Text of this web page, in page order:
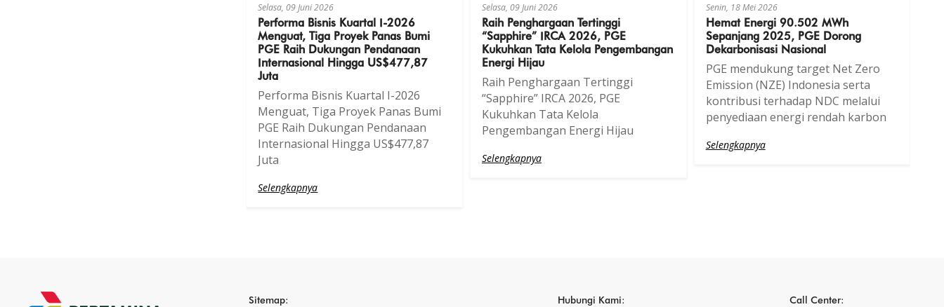
Selasa, 09 Juni 2026
Performa Bisnis Kuartal I-2026
Menguat, Tiga Proyek Panas Bumi
PGE Raih Dukungan Pendanaan
Internasional Hingga US$477,87
Juta
Performa Bisnis Kuartal I-2026
Menguat, Tiga Proyek Panas Bumi
PGE Raih Dukungan Pendanaan
Internasional Hingga US$477,87
Juta
Selengkapnya
Selasa, 09 Juni 2026
Raih Penghargaan Tertinggi
“Sapphire” IRCA 2026, PGE
Kukuhkan Tata Kelola Pengembangan
Energi Hijau
Raih Penghargaan Tertinggi
“Sapphire” IRCA 2026, PGE
Kukuhkan Tata Kelola
Pengembangan Energi Hijau
Selengkapnya
Senin, 18 Mei 2026
Hemat Energi 90.502 MWh
Sepanjang 2025, PGE Dorong
Dekarbonisasi Nasional
PGE mendukung target Net Zero
Emission (NZE) Indonesia serta
kontribusi terhadap NDC melalui
penyediaan energi rendah karbon
Selengkapnya
Sitemap: Hubungi Kami: Call Center: